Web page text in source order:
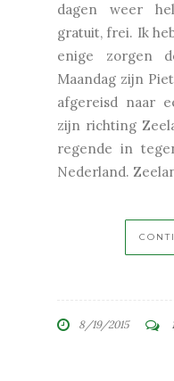
dagen weer
gratuit, frei. Ik
enige zorgen
Maandag zijn
afgereisd naar
zijn richting
regende in
Nederland.
8/19/2015